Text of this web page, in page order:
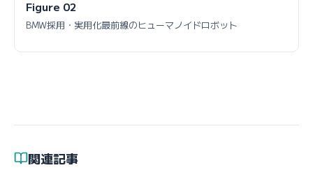
Figure 02
BMW採用・実用化最前線のヒューマノイドロボット
関連記事